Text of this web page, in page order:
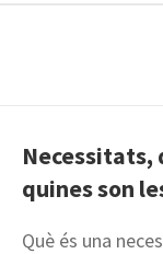
Necessitats,
quines son
Què és una